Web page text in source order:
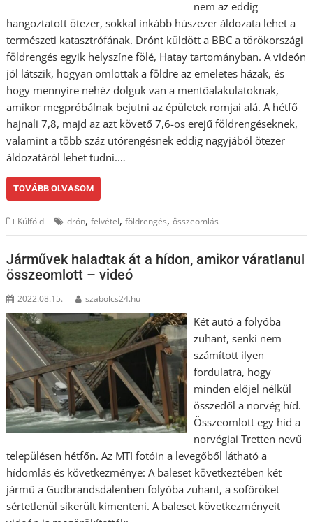
nem az eddig
hangoztatott ötezer, sokkal inkább húszezer áldozata lehet a
természeti katasztrófának. Drónt küldött a BBC a törökországi
földrengés egyik helyszíne fölé, Hatay tartományban. A videón
jól látszik, hogyan omlottak a földre az emeletes házak, és
hogy mennyire nehéz dolguk van a mentőalakulatoknak,
amikor megpróbálnak bejutni az épületek romjai alá. A hétfő
hajnali 7,8, majd az azt követő 7,6-os erejű földrengéseknek,
valamint a több száz utórengésnek eddig nagyjából ötezer
áldozatáról lehet tudni.…
TOVÁBB OLVASOM
Külföld drón,felvétel,földrengés,összeomlás
Járművek haladtak át a hídon, amikor váratlanul
összeomlott – videó
2022.08.15. szabolcs24.hu
Két autó a folyóba
zuhant, senki nem
számított ilyen
fordulatra, hogy
minden előjel nélkül
összedől a norvég híd.
Összeomlott egy híd a
norvégiai Tretten nevű
településen hétfőn. Az MTI fotóin a levegőből látható a
hídomlás és következménye: A baleset következtében két
jármű a Gudbrandsdalenben folyóba zuhant, a sofőröket
sértetlenül sikerült kimenteni. A baleset következményeit